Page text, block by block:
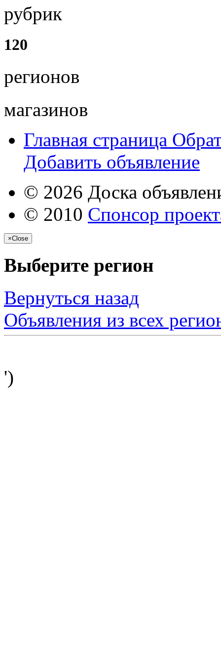
рубрик
120
регионов
магазинов
Главная страница
Добавить объявление
© 2026 Доска
© 2010 Спонсор
×Close
Выберите регион
Вернуться назад
Объявления из всех
')